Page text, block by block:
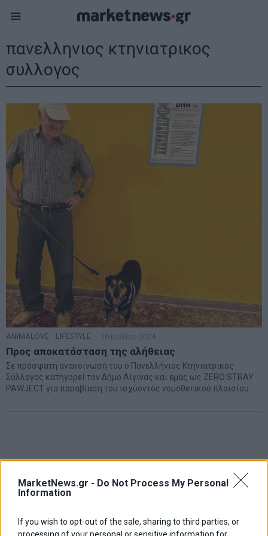
MarketNews.gr - Do Not Process My Personal
Information
If you wish to opt-out of the sale, sharing to third parties, or
πανελληνιος κτηνιατρικος
συλλογος
ANIMALOVE LIFESTYLE 10 Ιουλίου 2024
Προς αποκατάσταση της αλήθειας
Σε πρόσφατη ανακοίνωσή του ο Πανελλήνιος Κτηνιατρικός
Σύλλογος κατηγορεί τον Δήμο Αίγινας και εμάς ως ZERO STRAY
PAWJECT για παραβίαση του ισχύοντος νομοθετικού πλαισίου.